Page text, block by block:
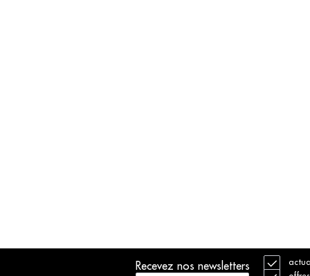
Recevez nos newsletters